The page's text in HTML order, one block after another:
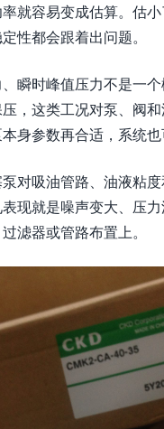
就容易变成估算。估
性都会跟着出问题。
瞬时峰值压力不是一
，这类工况对泵、阀
身参数再合适，系统也
对吸油管路、油液粘
现就是噪声变大、压
滤器或管路布置上。